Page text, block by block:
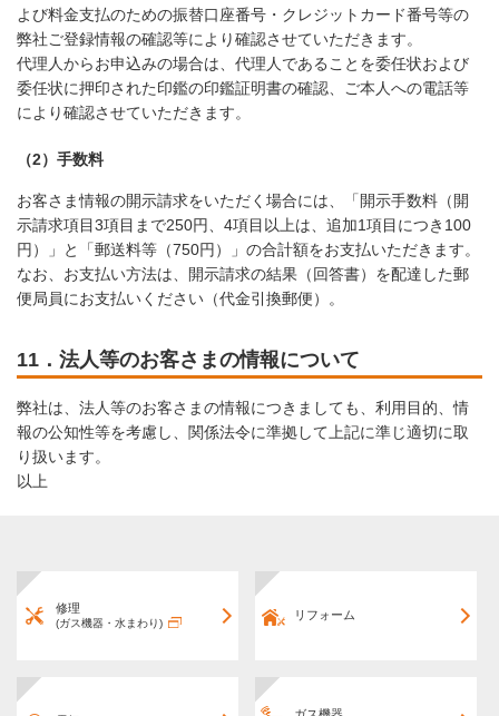
よび料金支払のための振替口座番号・クレジットカード番号等の
弊社ご登録情報の確認等により確認させていただきます。
代理人からお申込みの場合は、代理人であることを委任状および
委任状に押印された印鑑の印鑑証明書の確認、ご本人への電話等
により確認させていただきます。
（2）手数料
お客さま情報の開示請求をいただく場合には、「開示手数料（開
示請求項目3項目まで250円、4項目以上は、追加1項目につき100
円）」と「郵送料等（750円）」の合計額をお支払いただきます。
なお、お支払い方法は、開示請求の結果（回答書）を配達した郵
便局員にお支払いください（代金引換郵便）。
11．法人等のお客さまの情報について
弊社は、法人等のお客さまの情報につきましても、利用目的、情
報の公知性等を考慮し、関係法令に準拠して上記に準じ適切に取
り扱います。
以上
修理
(ガス機器・水まわり)
リフォーム